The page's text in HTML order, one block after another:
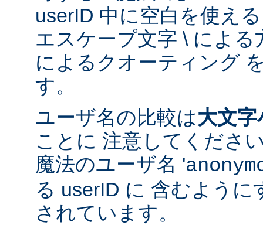
userID 中に空白を使え
エスケープ文字 \ による
によるクオーティング
す。
ユーザ名の比較は大文
ことに 注意してくださ
魔法のユーザ名 '
る userID に 含むよう
されています。